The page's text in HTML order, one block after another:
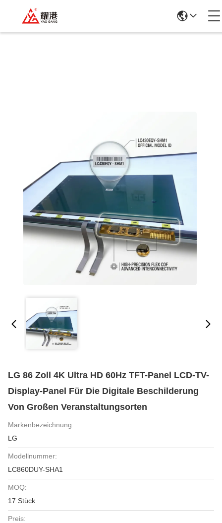
LG 86 Zoll 4K Ultra HD 60Hz TFT-Panel LCD-TV-
Display-Panel Für Die Digitale Beschilderung
Von Großen Veranstaltungsorten
Markenbezeichnung:
LG
Modellnummer:
LC860DUY-SHA1
MOQ:
17 Stück
Preis: